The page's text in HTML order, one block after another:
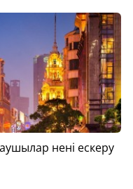
нені ескеру